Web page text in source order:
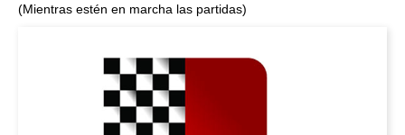
(Mientras estén en marcha las partidas)